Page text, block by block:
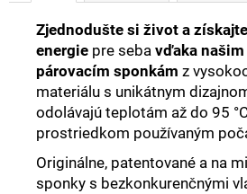
Zjednodušte si život a
energie pre seba vďaka
párovacím sponkám z
materiálu s unikátnym
odolávajú teplotám až do 95
prostriedkom používaným
Originálne, patentované a na
sponky s bezkonkurenčnými